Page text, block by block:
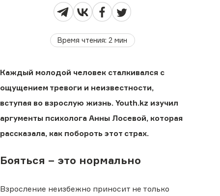
Время чтения:2 мин
Каждый молодой человек сталкивался с
ощущением тревоги и неизвестности,
вступая во взрослую жизнь. Youth.kz изучил
аргументы психолога Анны Лосевой, которая
рассказала, как побороть этот страх.
Бояться – это нормально
Взросление неизбежно приносит не только